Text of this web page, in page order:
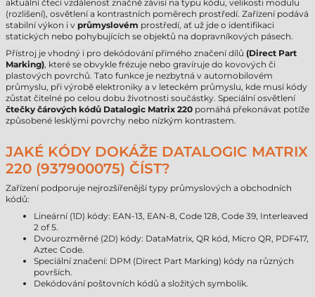
aktuální čtecí vzdálenost značně závisí na typu kódu, velikosti modulu
(rozlišení), osvětlení a kontrastních poměrech prostředí. Zařízení podává
stabilní výkon i v průmyslovém prostředí, ať už jde o identifikaci
statických nebo pohybujících se objektů na dopravníkových pásech.
Přístroj je vhodný i pro dekódování přímého značení dílů (Direct Part
Marking), které se obvykle frézuje nebo gravíruje do kovových či
plastových povrchů. Tato funkce je nezbytná v automobilovém
průmyslu, při výrobě elektroniky a v leteckém průmyslu, kde musí kódy
zůstat čitelné po celou dobu životnosti součástky. Speciální osvětlení
čtečky čárových kódů Datalogic Matrix 220 pomáhá překonávat potíže
způsobené lesklými povrchy nebo nízkým kontrastem.
JAKÉ KÓDY DOKÁŽE DATALOGIC MATRIX
220 (937900075) ČÍST?
Zařízení podporuje nejrozšířenější typy průmyslových a obchodních
kódů:
Lineární (1D) kódy: EAN-13, EAN-8, Code 128, Code 39, Interleaved
2 of 5.
Dvourozměrné (2D) kódy: DataMatrix, QR kód, Micro QR, PDF417,
Aztec Code.
Speciální značení: DPM (Direct Part Marking) kódy na různých
površích.
Dekódování poštovních kódů a složitých symbolik.